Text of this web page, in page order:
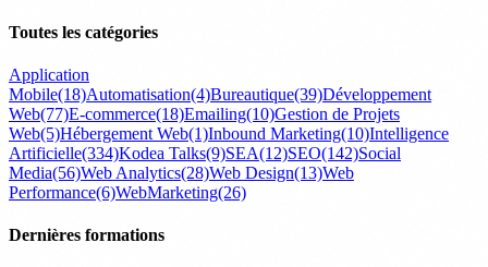
Toutes les catégories
Application
Mobile(18)Automatisation(4)Bureautique(39)Développement
Web(77)E-commerce(18)Emailing(10)Gestion de Projets
Web(5)Hébergement Web(1)Inbound Marketing(10)Intelligence
Artificielle(334)Kodea Talks(9)SEA(12)SEO(142)Social
Media(56)Web Analytics(28)Web Design(13)Web
Performance(6)WebMarketing(26)
Dernières formations